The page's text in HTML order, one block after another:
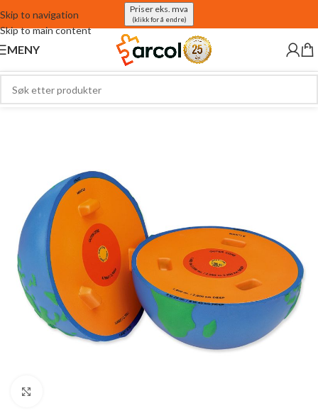
Skip to navigation
Skip to main content
Priser eks. mva
(klikk for å endre)
MENY